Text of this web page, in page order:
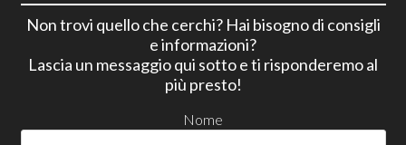
Non trovi quello che cerchi? Hai bisogno di consigli
e informazioni?
Lascia un messaggio qui sotto e ti risponderemo al
più presto!
Nome